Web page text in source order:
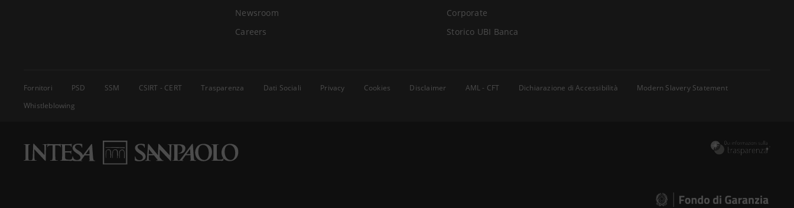
Newsroom
Careers
Corporate
Storico UBI Banca
Fornitori PSD SSM CSIRT - CERT Trasparenza Dati Sociali Privacy Cookies Disclaimer AML - CFT Dichiarazione di Accessibilità
Modern Slavery Statement
Whistleblowing